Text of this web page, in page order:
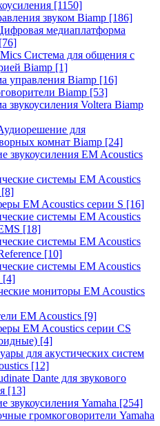
[1150]
звуком Biamp [186]
медиаплатформа
[76]
Система для общения с
Biamp [1]
управления Biamp [16]
Biamp [53]
звукоусиления Voltera Biamp
для
комнат Biamp [24]
звукоусиления EM Acoustics
системы EM Acoustics
[8]
EM Acoustics серии S [16]
системы EM Acoustics
[18]
системы EM Acoustics
[10]
системы EM Acoustics
[4]
мониторы EM Acoustics
EM Acoustics [9]
EM Acoustics серии CS
[4]
для акустических систем
[12]
Dante для звукового
[13]
звукоусиления Yamaha [254]
громкоговорители Yamaha